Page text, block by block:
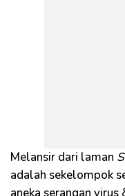
Melansir dari laman
adalah sekelompok